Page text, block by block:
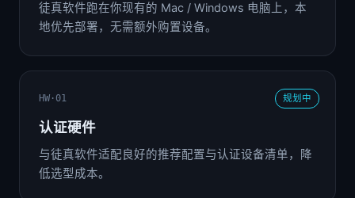
徒真软件跑在你现有的 Mac / Windows 电脑上，本
地优先部署，无需额外购置设备。
规划中
HW·01
认证硬件
与徒真软件适配良好的推荐配置与认证设备清单，降
低选型成本。